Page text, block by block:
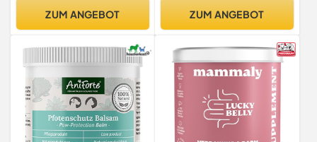
ZUM ANGEBOT ZUM ANGEBOT